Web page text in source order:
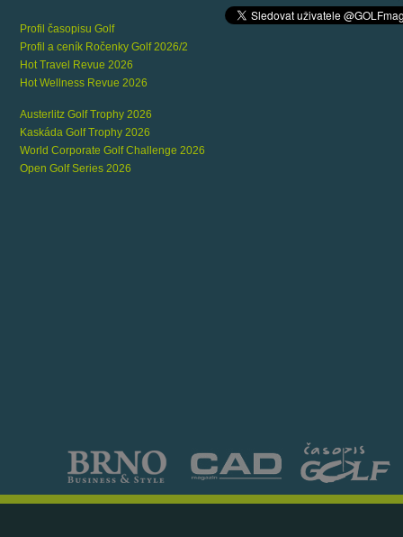
Profil časopisu Golf
Profil a ceník Ročenky Golf 2026/2
Hot Travel Revue 2026
Hot Wellness Revue 2026
Austerlitz Golf Trophy 2026
Kaskáda Golf Trophy 2026
World Corporate Golf Challenge 2026
Open Golf Series 2026